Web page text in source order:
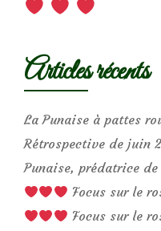
Articles récents
La Punaise à pattes
Rétrospective de juin
Punaise, prédatrice
Focus sur le
Focus sur le